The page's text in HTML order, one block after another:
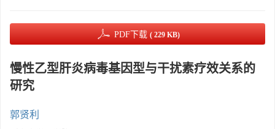
PDF下载 ( 229 KB)
慢性乙型肝炎病毒基因型与干扰素疗效关系的
研究
郭贤利